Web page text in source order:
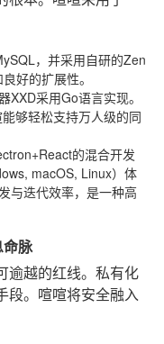
，并采用自研的Zen
好的扩展性。
XXD采用Go语言实现。
够轻松支持万人级的同
的混合开发
macOS, Linux）体
与迭代效率，是一种高
脉
逾越的红线。私有化
段。喧喧将安全融入